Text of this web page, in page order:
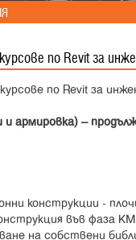
по Revit за
по Revit за
и армировка) –
конструкции -
във фаза КМ
на собствени